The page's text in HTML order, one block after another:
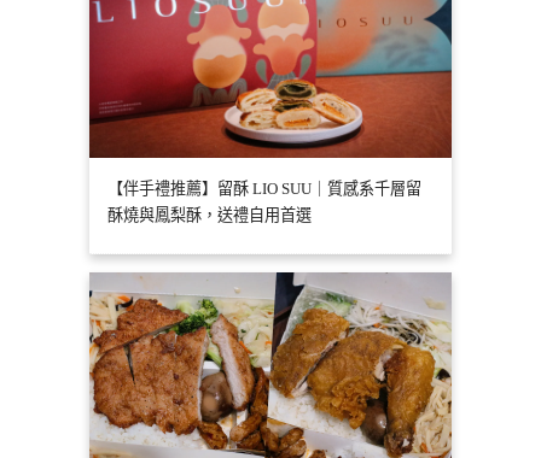
【伴手禮推薦】留酥 LIO SUU｜質感系千層留
酥燒與鳳梨酥，送禮自用首選